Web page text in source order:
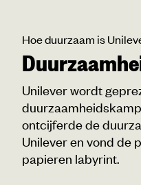
Hoe duurzaam is
Unilever wordt
ontcijferde de
Unilever en vond de
papieren labyrint.